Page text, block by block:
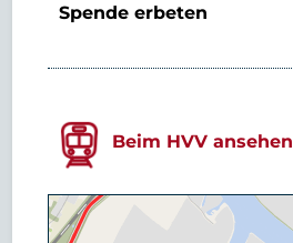
Spende erbeten
Beim HVV ansehen